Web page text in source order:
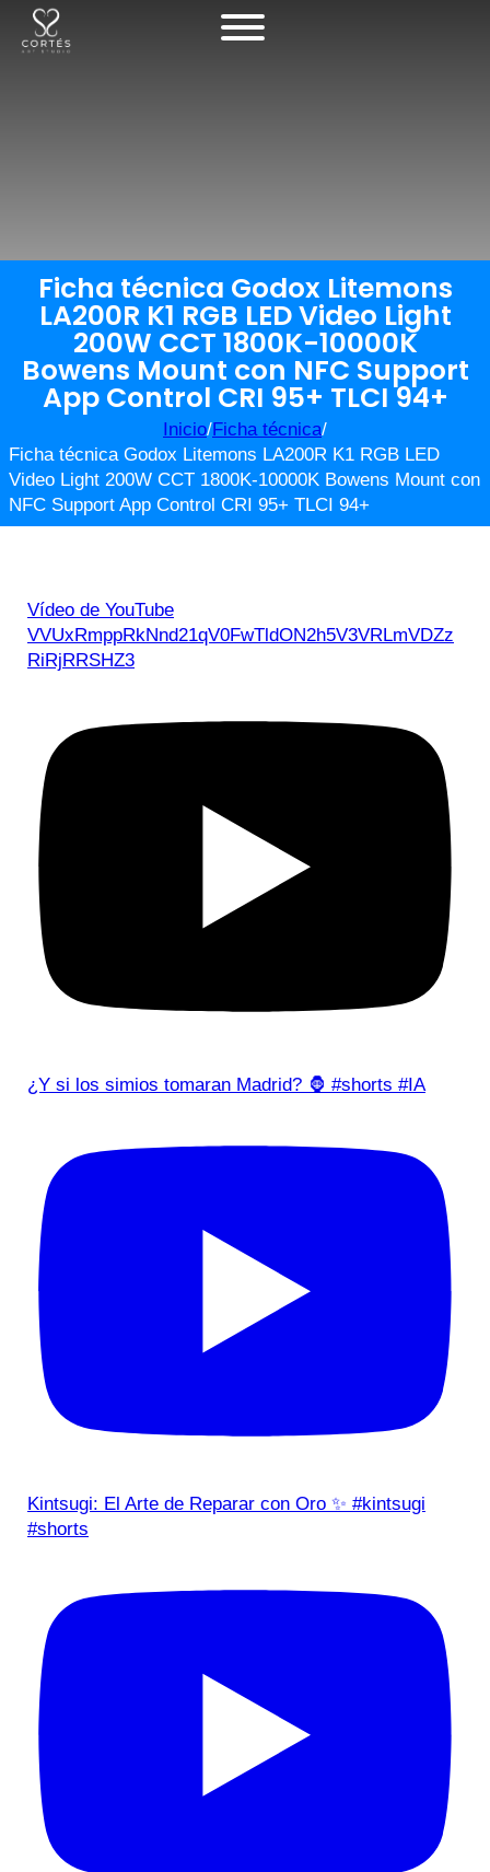
Ficha técnica Godox Litemons
LA200R K1 RGB LED Video Light
200W CCT 1800K-10000K
Bowens Mount con NFC Support
App Control CRI 95+ TLCI 94+
Inicio/Ficha técnica/
Ficha técnica Godox Litemons LA200R K1 RGB LED
Video Light 200W CCT 1800K-10000K Bowens Mount con
NFC Support App Control CRI 95+ TLCI 94+
Vídeo de YouTube
VVUxRmppRkNnd21qV0FwTldON2h5V3VRLmVDZz
RiRjRRSHZ3
¿Y si los simios tomaran Madrid? 🦍 #shorts #IA
Kintsugi: El Arte de Reparar con Oro ✨ #kintsugi
#shorts